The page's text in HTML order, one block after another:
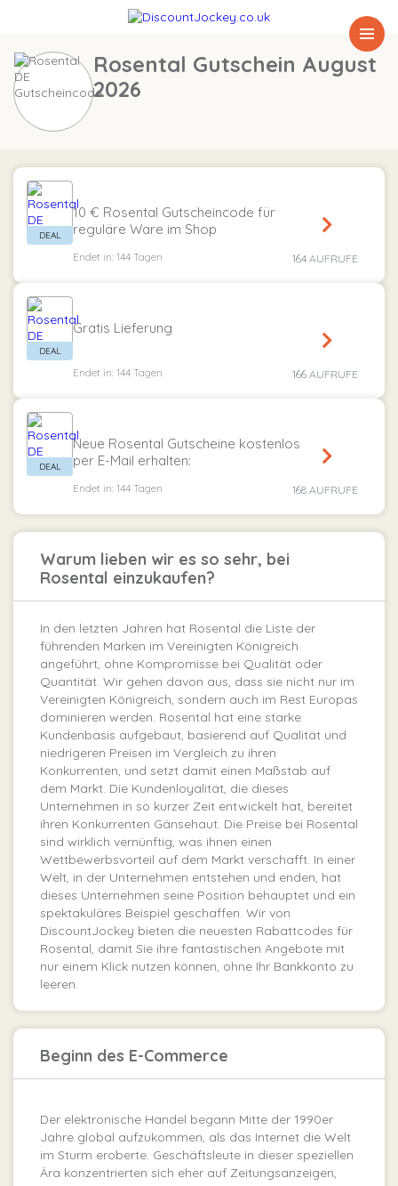
Rosental Gutschein August
2026
10 € Rosental Gutscheincode für
reguläre Ware im Shop
Endet in: 144 Tagen 164 AUFRUFE
Gratis Lieferung
Endet in: 144 Tagen 166 AUFRUFE
Neue Rosental Gutscheine kostenlos
per E-Mail erhalten:
Endet in: 144 Tagen 168 AUFRUFE
Warum lieben wir es so sehr, bei
Rosental einzukaufen?
In den letzten Jahren hat Rosental die Liste der
führenden Marken im Vereinigten Königreich
angeführt, ohne Kompromisse bei Qualität oder
Quantität. Wir gehen davon aus, dass sie nicht nur im
Vereinigten Königreich, sondern auch im Rest Europas
dominieren werden. Rosental hat eine starke
Kundenbasis aufgebaut, basierend auf Qualität und
niedrigeren Preisen im Vergleich zu ihren
Konkurrenten, und setzt damit einen Maßstab auf
dem Markt. Die Kundenloyalität, die dieses
Unternehmen in so kurzer Zeit entwickelt hat, bereitet
ihren Konkurrenten Gänsehaut. Die Preise bei Rosental
sind wirklich vernünftig, was ihnen einen
Wettbewerbsvorteil auf dem Markt verschafft. In einer
Welt, in der Unternehmen entstehen und enden, hat
dieses Unternehmen seine Position behauptet und ein
spektakuläres Beispiel geschaffen. Wir von
DiscountJockey bieten die neuesten Rabattcodes für
Rosental, damit Sie ihre fantastischen Angebote mit
nur einem Klick nutzen können, ohne Ihr Bankkonto zu
leeren.
Beginn des E-Commerce
Der elektronische Handel begann Mitte der 1990er
Jahre global aufzukommen, als das Internet die Welt
im Sturm eroberte. Geschäftsleute in dieser speziellen
Ära konzentrierten sich eher auf Zeitungsanzeigen,